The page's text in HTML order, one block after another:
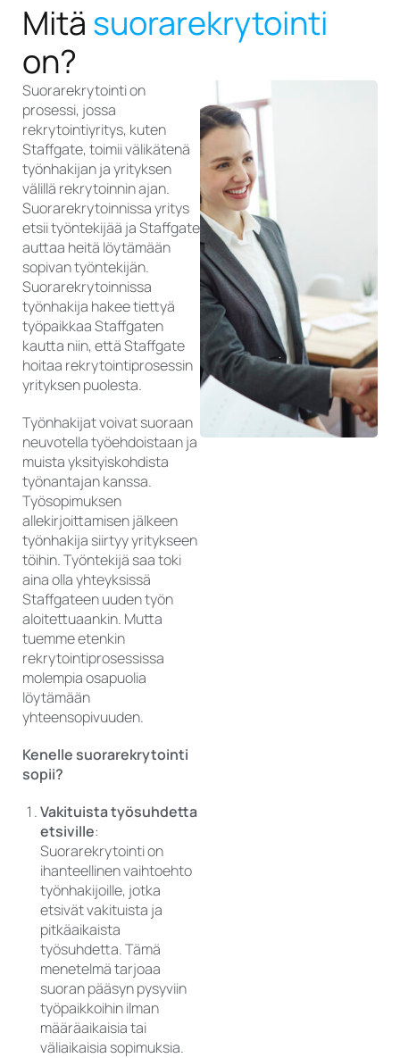
Mitä suorarekrytointi
on?
Suorarekrytointi on
prosessi, jossa
rekrytointiyritys, kuten
Staffgate, toimii välikätenä
työnhakijan ja yrityksen
välillä rekrytoinnin ajan.
Suorarekrytoinnissa yritys
etsii työntekijää ja Staffgate
auttaa heitä löytämään
sopivan työntekijän.
Suorarekrytoinnissa
työnhakija hakee tiettyä
työpaikkaa Staffgaten
kautta niin, että Staffgate
hoitaa rekrytointiprosessin
yrityksen puolesta.
Työnhakijat voivat suoraan
neuvotella työehdoistaan ja
muista yksityiskohdista
työnantajan kanssa.
Työsopimuksen
allekirjoittamisen jälkeen
työnhakija siirtyy yritykseen
töihin. Työntekijä saa toki
aina olla yhteyksissä
Staffgateen uuden työn
aloitettuaankin. Mutta
tuemme etenkin
rekrytointiprosessissa
molempia osapuolia
löytämään
yhteensopivuuden.
Kenelle suorarekrytointi
sopii?
Vakituista työsuhdetta
etsiville:
Suorarekrytointi on
ihanteellinen vaihtoehto
työnhakijoille, jotka
etsivät vakituista ja
pitkäaikaista
työsuhdetta. Tämä
menetelmä tarjoaa
suoran pääsyn pysyviin
työpaikkoihin ilman
määräaikaisia tai
väliaikaisia sopimuksia.